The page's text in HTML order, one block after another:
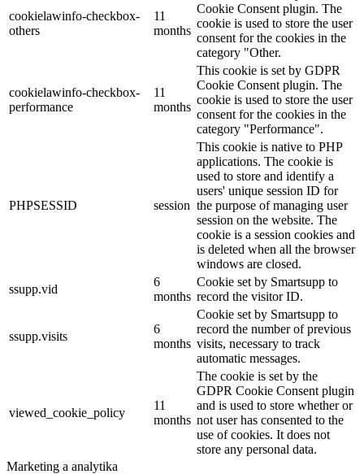
cookielawinfo-checkbox-
others
11
months
Cookie Consent plugin. The
cookie is used to store the user
consent for the cookies in the
category "Other.
cookielawinfo-checkbox-
performance
11
months
This cookie is set by GDPR
Cookie Consent plugin. The
cookie is used to store the user
consent for the cookies in the
category "Performance".
PHPSESSID session
This cookie is native to PHP
applications. The cookie is
used to store and identify a
users' unique session ID for
the purpose of managing user
session on the website. The
cookie is a session cookies and
is deleted when all the browser
windows are closed.
ssupp.vid
6
months
Cookie set by Smartsupp to
record the visitor ID.
ssupp.visits
6
months
Cookie set by Smartsupp to
record the number of previous
visits, necessary to track
automatic messages.
viewed_cookie_policy
11
months
The cookie is set by the
GDPR Cookie Consent plugin
and is used to store whether or
not user has consented to the
use of cookies. It does not
store any personal data.
Marketing a analytika